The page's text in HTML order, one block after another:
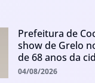
Prefeitura de
show de Grelo
de 68 anos da
04/08/2026